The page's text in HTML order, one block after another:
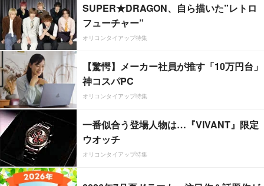
SUPER★DRAGON、自ら描いた”レトロ
フューチャー”
オリコンタイアップ特集
【驚愕】メーカー社員が推す「10万円台」
神コスパPC
オリコンタイアップ特集
一番似合う登場人物は…『VIVANT』限定
ウオッチ
オリコンタイアップ特集